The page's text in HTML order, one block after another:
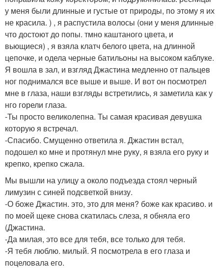
у меня были длинные и густые от природы, по этому я их
не красила. ) , я распустила волосы (они у меня длинные
что достоют до попы. тмно каштаного цвета, и
вьющиеся) , я взяла клатч белого цвета, на длинной
цепочке, и одела черные батильоны на высоком каблуке.
Я вошла в зал, и взгляд Джастина медленно от пальцев
ног поднимался все выше и выше. И вот он посмотрел
мне в глаза, наши взгляды встретились, я заметила как у
нго горели глаза.
-Ты просто великолепна. Ты самая красивая девушка
которую я встречал.
-Спасибо. Смущенно ответила я. Джастин встал,
подошел ко мне и протянул мне руку, я взяла его руку и
крепко, крепко сжала.
Мы вышли на улицу а около подъезда стоял черный
лимузин с синей подсветкой внизу.
-О боже Джастин. это, это для меня? боже как красиво. и
по моей щеке снова скатилась слеза, я обняла его
(Джастина.
-Да милая, это все для тебя, все только для тебя.
-Я тебя люблю. милый. Я посмотрела в его глаза и
поцеловала его.